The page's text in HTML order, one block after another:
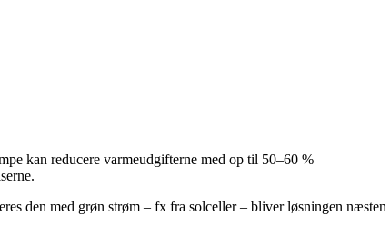
kan reducere varmeudgifterne med op til 50–60 %
den med grøn strøm – fx fra solceller – bliver løsningen næsten